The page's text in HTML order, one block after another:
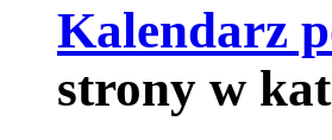
Kalendarz
strony w